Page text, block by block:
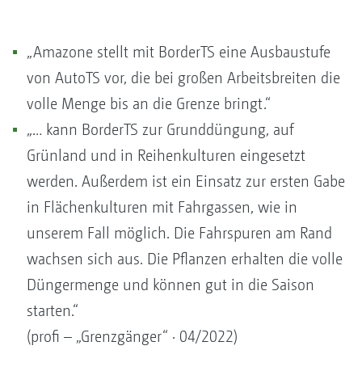
„Amazone stellt mit BorderTS eine Ausbaustufe
von AutoTS vor, die bei großen Arbeitsbreiten die
volle Menge bis an die Grenze bringt.“
„… kann BorderTS zur Grunddüngung, auf
Grünland und in Reihenkulturen eingesetzt
werden. Außerdem ist ein Einsatz zur ersten Gabe
in Flächenkulturen mit Fahrgassen, wie in
unserem Fall möglich. Die Fahrspuren am Rand
wachsen sich aus. Die Pflanzen erhalten die volle
Düngermenge und können gut in die Saison
starten.“
(profi – „Grenzgänger“ · 04/2022)